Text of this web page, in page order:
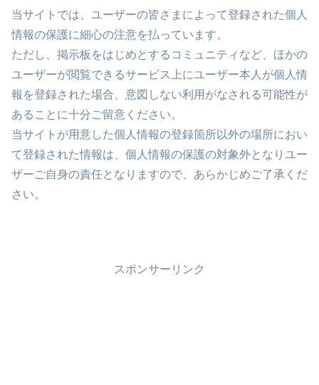
当サイトでは、ユーザーの皆さまによって登録された個人
情報の保護に細心の注意を払っています。
ただし、掲示板をはじめとするコミュニティなど、ほかの
ユーザーが閲覧できるサービス上にユーザー本人が個人情
報を登録された場合、意図しない利用がなされる可能性が
あることに十分ご留意ください。
当サイトが用意した個人情報の登録箇所以外の場所におい
て登録された情報は、個人情報の保護の対象外となりユー
ザーご自身の責任となりますので、あらかじめご了承くだ
さい。
スポンサーリンク